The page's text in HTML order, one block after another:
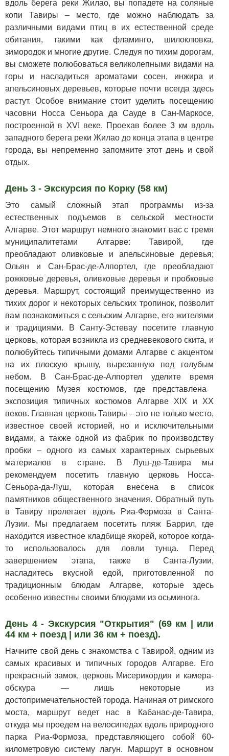
вдоль берега реки Жилао, вы попадете на соляные
копи Тавиры – место, где можно наблюдать за
различными видами птиц в их естественной среде
обитания, такими как фламинго, шилоклювка,
зимородок и многие другие. Следуя по тихим дорогам,
вы сможете полюбоваться великолепными видами на
горы и насладиться ароматами сосен, инжира и
апельсиновых деревьев, которые почти всегда здесь
растут. Особое внимание стоит уделить посещению
часовни Носса Сеньора да Сауде в Сан-Маркосе,
построенной в XVI веке. Проехав более 3 км вдоль
западного берега реки Жилао до конца этапа в центре
города, вы непременно запомните этот день и свой
отдых.
День 3 - Экскурсия по Корку (58 км)
Это самый сложный этап программы из-за
естественных подъемов в сельской местности
Алгарве. Этот маршрут немного знакомит вас с тремя
муниципалитетами Алгарве: Тавирой, где
преобладают оливковые и апельсиновые деревья;
Ольян и Сан-Брас-де-Алпортел, где преобладают
рожковые деревья, оливковые деревья и пробковые
деревья. Маршрут, состоящий преимущественно из
тихих дорог и некоторых сельских тропинок, позволит
вам познакомиться с сельским Алгарве, его жителями
и традициями. В Санту-Эстевау посетите главную
церковь, которая возникла из средневекового скита, и
полюбуйтесь типичными домами Алгарве с акцентом
на их плоскую крышу, вырезанную под голубым
небом. В Сан-Брас-де-Алпортел уделите время
посещению Музея костюмов, где представлена ​​
экспозиция типичных костюмов Алгарве XIX и XX
веков. Главная церковь Тавиры – это не только место,
известное своей историей, но и исключительными
видами, а также одной из фабрик по производству
пробки – одного из самых характерных сырьевых
материалов в стране. В Луш-де-Тавира мы
рекомендуем посетить главную церковь Носса-
Сеньора-да-Луш, которая внесена в список
памятников общественного значения. Обратный путь
в Тавиру пролегает вдоль Риа-Формоза в Санта-
Лузии. Мы предлагаем посетить пляж Баррил, где
находится известное кладбище якорей, которое когда-
то использовалось для ловли тунца. Перед
завершением этапа, также в Санта-Лузии,
насладитесь вкусной едой, приготовленной по
традиционным блюдам Алгарве, которые здесь
особенно известны своими блюдами из осьминога.
День 4 - Экскурсия "Открытия" (69 км | или
44 км + поезд | или 36 км + поезд).
Начните свой день с знакомства с Тавирой, одним из
самых красивых и типичных городов Алгарве. Его
прекрасный замок, церковь Мисерикордия и камера-
обскура — лишь некоторые из
достопримечательностей города. Начиная от римского
моста, маршрут ведет нас в Кабанас-де-Тавира,
откуда мы проедем на велосипедах вдоль природного
парка Риа-Формоза, представляющего собой 60-
километровую систему лагун. Маршрут в основном